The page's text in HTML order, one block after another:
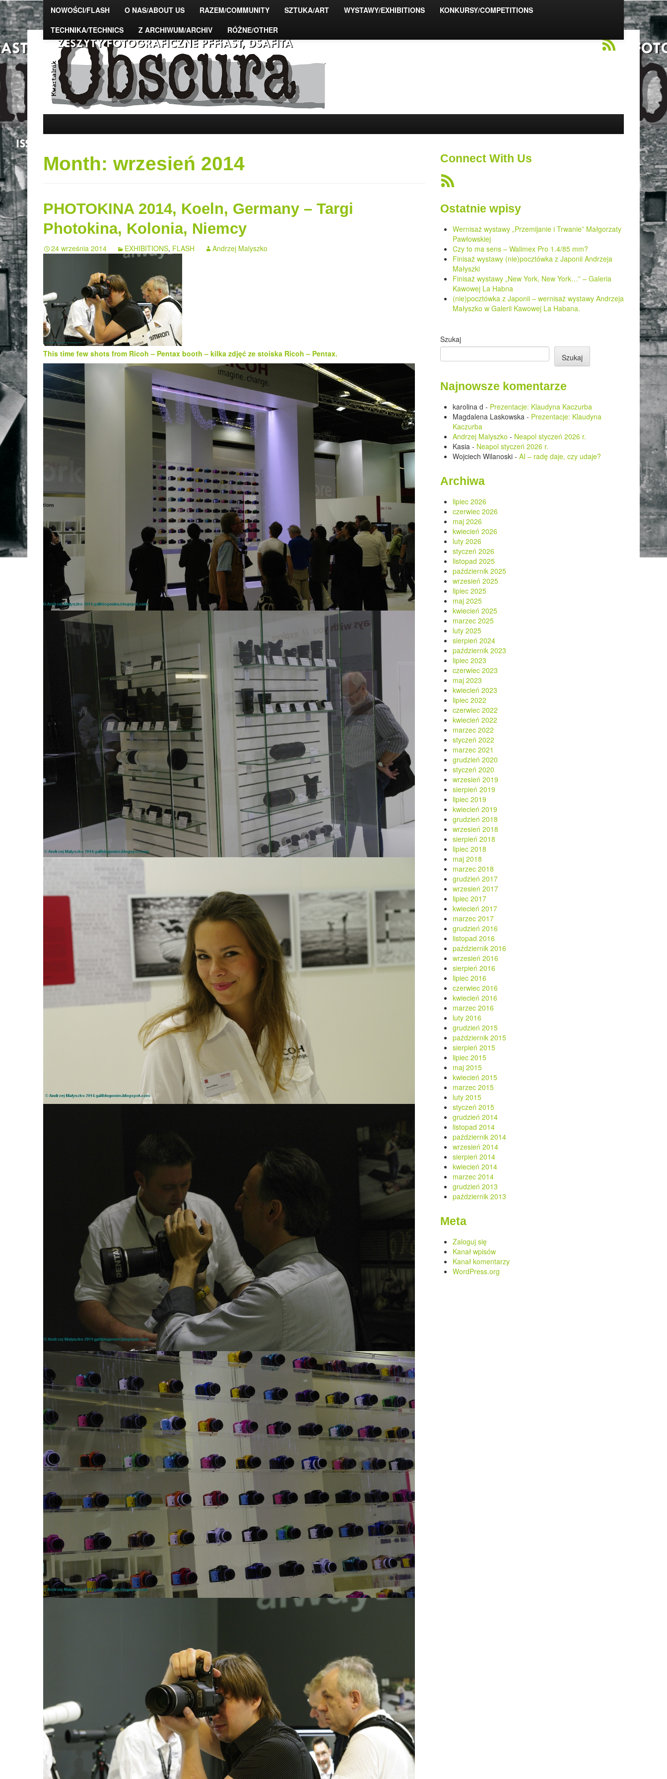
NOWOŚCI/FLASH O NAS/ABOUT US RAZEM/COMMUNITY SZTUKA/ART WYSTAWY/EXHIBITIONS
KONKURSY/COMPETITIONS
TECHNIKA/TECHNICS
Z ARCHIWUM/ARCHIV RÓŻNE/OTHER
Month: wrzesień 2014
PHOTOKINA 2014, Koeln, Germany – Targi
Photokina, Kolonia, Niemcy
24 września 2014 EXHIBITIONS, FLASH Andrzej Malyszko
This time few shots from Ricoh – Pentax booth – kilka zdjęć ze stoiska Ricoh – Pentax.
Connect With Us
Ostatnie wpisy
Wernisaż wystawy „Przemijanie i Trwanie” Małgorzaty
Pawłowskiej
Czy to ma sens – Walimex Pro 1.4/85 mm?
Finisaż wystawy (nie)pocztówka z Japonii Andrzeja
Małyszki
Finisaż wystawy „New York, New York…” – Galeria
Kawowej La Habna
(nie)pocztówka z Japonii – wernisaż wystawy Andrzeja
Małyszko w Galerii Kawowej La Habana.
Szukaj
Szukaj
Najnowsze komentarze
karolina d - Prezentacje: Klaudyna Kaczurba
Magdalena Laskowska - Prezentacje: Klaudyna
Kaczurba
Andrzej Malyszko - Neapol styczeń 2026 r.
Kasia - Neapol styczeń 2026 r.
Wojciech Wilanoski - AI – radę daje, czy udaje?
Archiwa
lipiec 2026
czerwiec 2026
maj 2026
kwiecień 2026
luty 2026
styczeń 2026
listopad 2025
październik 2025
wrzesień 2025
lipiec 2025
maj 2025
kwiecień 2025
marzec 2025
luty 2025
sierpień 2024
październik 2023
lipiec 2023
czerwiec 2023
maj 2023
kwiecień 2023
lipiec 2022
czerwiec 2022
kwiecień 2022
marzec 2022
styczeń 2022
marzec 2021
grudzień 2020
styczeń 2020
wrzesień 2019
sierpień 2019
lipiec 2019
kwiecień 2019
grudzień 2018
wrzesień 2018
sierpień 2018
lipiec 2018
maj 2018
marzec 2018
grudzień 2017
wrzesień 2017
lipiec 2017
kwiecień 2017
marzec 2017
grudzień 2016
listopad 2016
październik 2016
wrzesień 2016
sierpień 2016
lipiec 2016
czerwiec 2016
kwiecień 2016
marzec 2016
luty 2016
grudzień 2015
październik 2015
sierpień 2015
lipiec 2015
maj 2015
kwiecień 2015
marzec 2015
luty 2015
styczeń 2015
grudzień 2014
listopad 2014
październik 2014
wrzesień 2014
sierpień 2014
kwiecień 2014
marzec 2014
grudzień 2013
październik 2013
Meta
Zaloguj się
Kanał wpisów
Kanał komentarzy
WordPress.org